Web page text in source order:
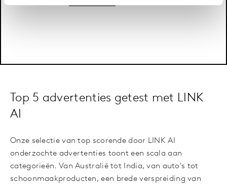
Top 5 advertenties getest met LINK
AI
Onze selectie van top scorende door LINK AI
onderzochte advertenties toont een scala aan
categorieën. Van Australië tot India, van auto's tot
schoonmaakproducten, een brede verspreiding van